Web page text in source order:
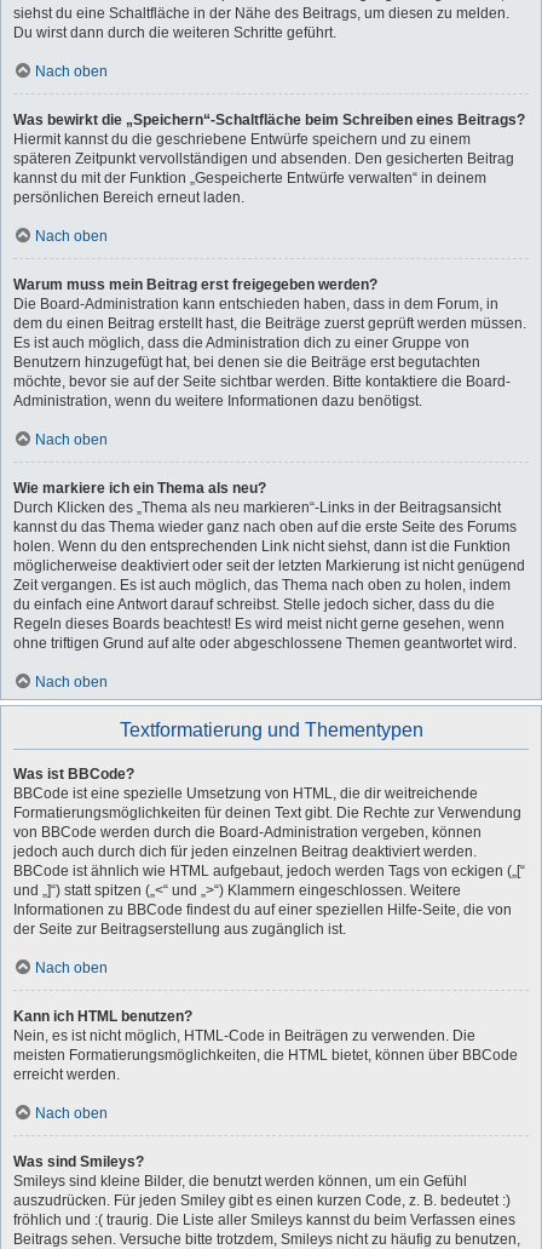
siehst du eine Schaltfläche in der Nähe des Beitrags, um diesen zu melden.
Du wirst dann durch die weiteren Schritte geführt.
Nach oben
Was bewirkt die „Speichern“-Schaltfläche beim Schreiben eines Beitrags?
Hiermit kannst du die geschriebene Entwürfe speichern und zu einem
späteren Zeitpunkt vervollständigen und absenden. Den gesicherten Beitrag
kannst du mit der Funktion „Gespeicherte Entwürfe verwalten“ in deinem
persönlichen Bereich erneut laden.
Nach oben
Warum muss mein Beitrag erst freigegeben werden?
Die Board-Administration kann entschieden haben, dass in dem Forum, in
dem du einen Beitrag erstellt hast, die Beiträge zuerst geprüft werden müssen.
Es ist auch möglich, dass die Administration dich zu einer Gruppe von
Benutzern hinzugefügt hat, bei denen sie die Beiträge erst begutachten
möchte, bevor sie auf der Seite sichtbar werden. Bitte kontaktiere die Board-
Administration, wenn du weitere Informationen dazu benötigst.
Nach oben
Wie markiere ich ein Thema als neu?
Durch Klicken des „Thema als neu markieren“-Links in der Beitragsansicht
kannst du das Thema wieder ganz nach oben auf die erste Seite des Forums
holen. Wenn du den entsprechenden Link nicht siehst, dann ist die Funktion
möglicherweise deaktiviert oder seit der letzten Markierung ist nicht genügend
Zeit vergangen. Es ist auch möglich, das Thema nach oben zu holen, indem
du einfach eine Antwort darauf schreibst. Stelle jedoch sicher, dass du die
Regeln dieses Boards beachtest! Es wird meist nicht gerne gesehen, wenn
ohne triftigen Grund auf alte oder abgeschlossene Themen geantwortet wird.
Nach oben
Textformatierung und Thementypen
Was ist BBCode?
BBCode ist eine spezielle Umsetzung von HTML, die dir weitreichende
Formatierungsmöglichkeiten für deinen Text gibt. Die Rechte zur Verwendung
von BBCode werden durch die Board-Administration vergeben, können
jedoch auch durch dich für jeden einzelnen Beitrag deaktiviert werden.
BBCode ist ähnlich wie HTML aufgebaut, jedoch werden Tags von eckigen („[“
und „]“) statt spitzen („<“ und „>“) Klammern eingeschlossen. Weitere
Informationen zu BBCode findest du auf einer speziellen Hilfe-Seite, die von
der Seite zur Beitragserstellung aus zugänglich ist.
Nach oben
Kann ich HTML benutzen?
Nein, es ist nicht möglich, HTML-Code in Beiträgen zu verwenden. Die
meisten Formatierungsmöglichkeiten, die HTML bietet, können über BBCode
erreicht werden.
Nach oben
Was sind Smileys?
Smileys sind kleine Bilder, die benutzt werden können, um ein Gefühl
auszudrücken. Für jeden Smiley gibt es einen kurzen Code, z. B. bedeutet :)
fröhlich und :( traurig. Die Liste aller Smileys kannst du beim Verfassen eines
Beitrags sehen. Versuche bitte trotzdem, Smileys nicht zu häufig zu benutzen,